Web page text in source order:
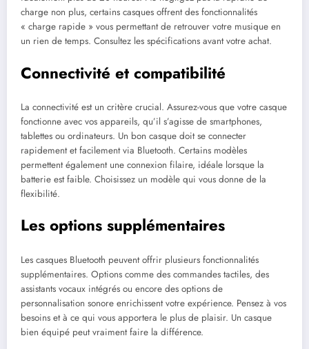
charge non plus, certains casques offrent des fonctionnalités
« charge rapide » vous permettant de retrouver votre musique en
un rien de temps. Consultez les spécifications avant votre achat.
Connectivité et compatibilité
La connectivité est un critère crucial. Assurez-vous que votre casque
fonctionne avec vos appareils, qu’il s’agisse de smartphones,
tablettes ou ordinateurs. Un bon casque doit se connecter
rapidement et facilement via Bluetooth. Certains modèles
permettent également une connexion filaire, idéale lorsque la
batterie est faible. Choisissez un modèle qui vous donne de la
flexibilité.
Les options supplémentaires
Les casques Bluetooth peuvent offrir plusieurs fonctionnalités
supplémentaires. Options comme des commandes tactiles, des
assistants vocaux intégrés ou encore des options de
personnalisation sonore enrichissent votre expérience. Pensez à vos
besoins et à ce qui vous apportera le plus de plaisir. Un casque
bien équipé peut vraiment faire la différence.